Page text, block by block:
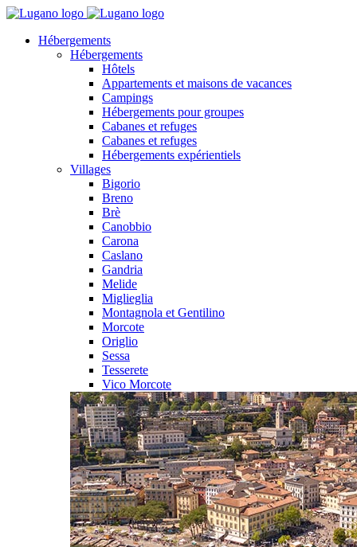
Hébergements
Hébergements
Hôtels
Appartements et maisons de vacances
Campings
Hébergements pour groupes
Cabanes et refuges
Cabanes et refuges
Hébergements expérientiels
Villages
Bigorio
Breno
Brè
Canobbio
Carona
Caslano
Gandria
Melide
Miglieglia
Montagnola et Gentilino
Morcote
Origlio
Sessa
Tesserete
Vico Morcote